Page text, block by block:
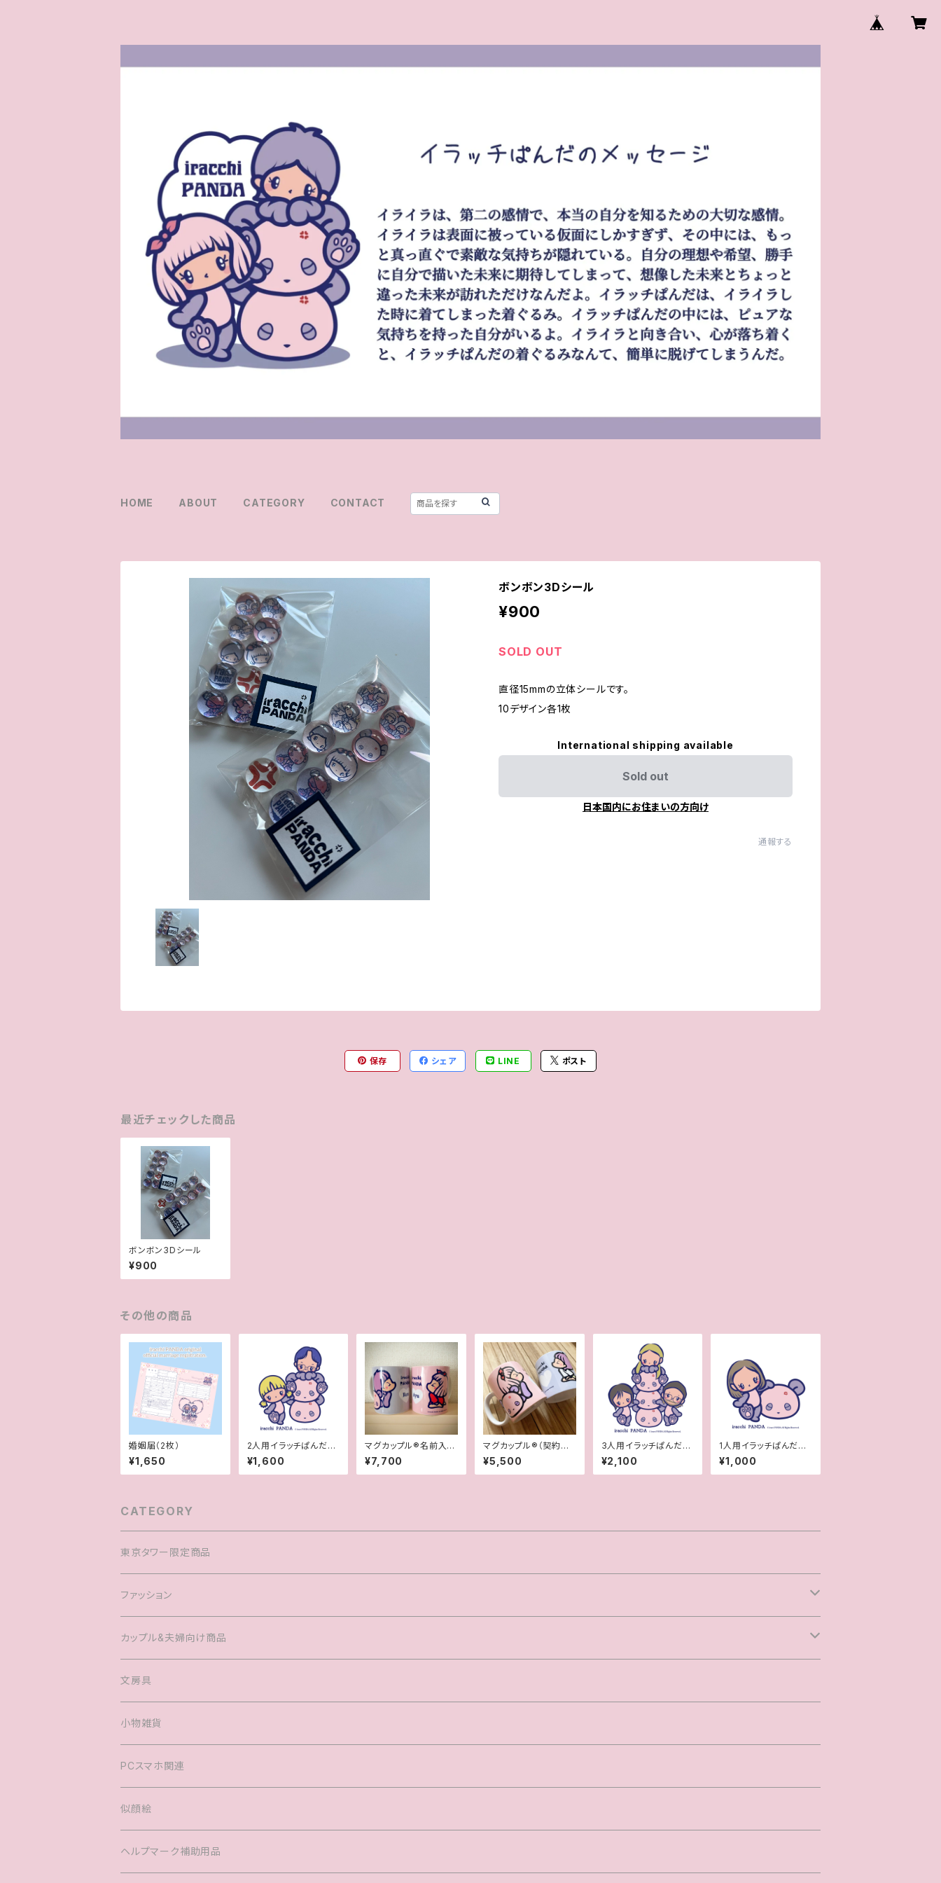
HOME ABOUT CATEGORY CONTACT
ボンボン3Dシール
¥900
SOLD OUT
直径15mmの立体シールです。
10デザイン各1枚
International shipping available
Sold out
日本国内にお住まいの方向け
通報する
保存 シェア LINE ポスト
最近チェックした商品
ボンボン3Dシール
¥900
その他の商品
婚姻届（2枚）
¥1,650
2人用イラッチぱんだ風
似顔絵
¥1,600
マグカップル®︎名前入り
（契約書付き世界に一つ
オリジナルペアマグカッ
プ）
¥7,700
マグカップル®︎（契約書
付きペアマグカップ）
¥5,500
3人用イラッチぱんだ風
似顔絵
¥2,100
1人用イラッチぱんだ風
似顔絵
¥1,000
CATEGORY
東京タワー限定商品
ファッション
Tシャツ
キャップ
ヘアアクセサリー
バック
キッズTシャツ
カップル&夫婦向け商品
マグカップル®️
婚姻届
文房具
小物雑貨
PCスマホ関連
似顔絵
ヘルプマーク補助用品